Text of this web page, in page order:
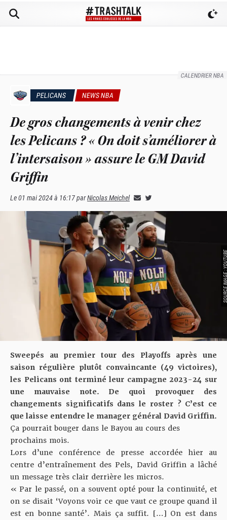
CALENDRIER NBA
PELICANS NEWS NBA
De gros changements à venir chez
les Pelicans ? « On doit s’améliorer à
l’intersaison » assure le GM David
Griffin
Le01 mai 2024 à 16:17parNicolas Meichel
SOURCE
Sweepés au premier tour des Playoffs après une
saison régulière plutôt convaincante (49 victoires),
les Pelicans ont terminé leur campagne 2023-24 sur
une mauvaise note. De quoi provoquer des
changements significatifs dans le roster ? C’est ce
que laisse entendre le manager général David Griffin.
Ça pourrait bouger dans le Bayou au cours des
prochains mois.
Lors d’une conférence de presse accordée hier au
centre d’entraînement des Pels, David Griffin a lâché
un message très clair derrière les micros.
« Par le passé, on a souvent opté pour la continuité, et
on se disait ‘Voyons voir ce que vaut ce groupe quand il
est en bonne santé’. Mais ça suffit. […] On est dans